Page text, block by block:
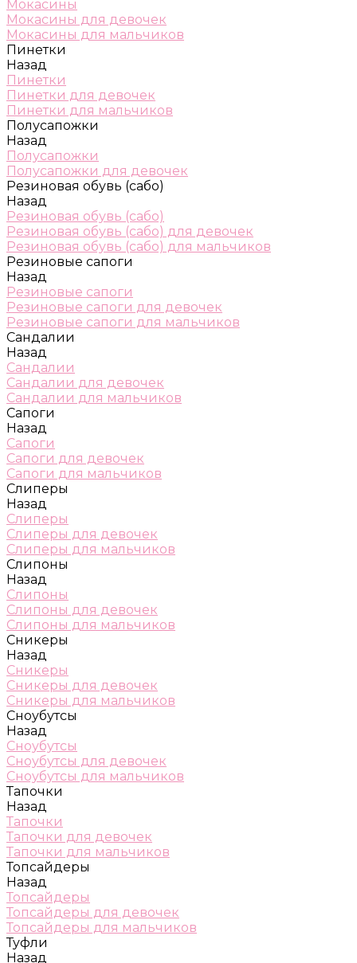
Мокасины
Мокасины для девочек
Мокасины для мальчиков
Пинетки
Назад
Пинетки
Пинетки для девочек
Пинетки для мальчиков
Полусапожки
Назад
Полусапожки
Полусапожки для девочек
Резиновая обувь (сабо)
Назад
Резиновая обувь (сабо)
Резиновая обувь (сабо) для девочек
Резиновая обувь (сабо) для мальчиков
Резиновые сапоги
Назад
Резиновые сапоги
Резиновые сапоги для девочек
Резиновые сапоги для мальчиков
Сандалии
Назад
Сандалии
Сандалии для девочек
Сандалии для мальчиков
Сапоги
Назад
Сапоги
Сапоги для девочек
Сапоги для мальчиков
Слиперы
Назад
Слиперы
Слиперы для девочек
Слиперы для мальчиков
Слипоны
Назад
Слипоны
Слипоны для девочек
Слипоны для мальчиков
Сникеры
Назад
Сникеры
Сникеры для девочек
Сникеры для мальчиков
Сноубутсы
Назад
Сноубутсы
Сноубутсы для девочек
Сноубутсы для мальчиков
Тапочки
Назад
Тапочки
Тапочки для девочек
Тапочки для мальчиков
Топсайдеры
Назад
Топсайдеры
Топсайдеры для девочек
Топсайдеры для мальчиков
Туфли
Назад